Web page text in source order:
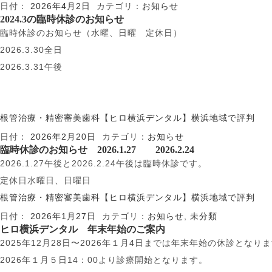
日付： 2026年4月2日 カテゴリ： お知らせ
2024.3の臨時休診のお知らせ
臨時休診のお知らせ（水曜、日曜 定休日）
2026.3.30全日
2026.3.31午後
根管治療・精密審美歯科【ヒロ横浜デンタル】横浜地域で評判
日付： 2026年2月20日 カテゴリ： お知らせ
臨時休診のお知らせ 2026.1.27 2026.2.24
2026.1.27午後と2026.2.24午後は臨時休診です。
定休日水曜日、日曜日
根管治療・精密審美歯科【ヒロ横浜デンタル】横浜地域で評判
日付： 2026年1月27日 カテゴリ： お知らせ 未分類
ヒロ横浜デンタル 年末年始のご案内
2025年12月28日〜2026年１月4日までは年末年始の休診となり
2026年１月５日14：00より診療開始となります。